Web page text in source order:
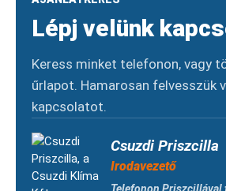
Lépj velünk
Keress minket telefonon, vagy
űrlapot. Hamarosan felvesszük
kapcsolatot.
Csuzdi Priszcilla
Irodavezető